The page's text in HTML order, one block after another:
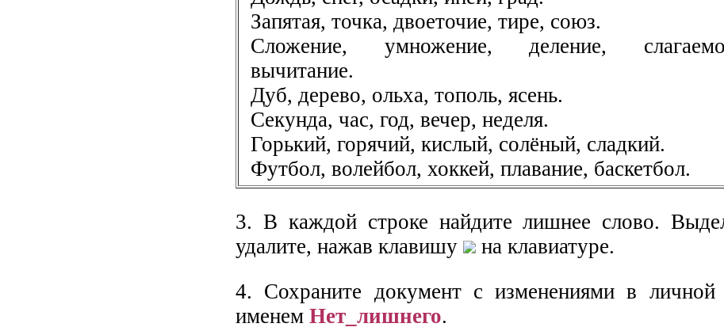
Запятая, точка, двоеточие, тире, союз.
Сложение, умножение, деление,
вычитание.
Дуб, дерево, ольха, тополь, ясень.
Секунда, час, год, вечер, неделя.
Горький, горячий, кислый, солёный, сладкий.
Футбол, волейбол, хоккей, плавание, баскетбол.
3. В каждой строке найдите лишнее слово.
удалите, нажав клавишу
на клавиатуре.
4. Сохраните документ с изменениями в личной
именем Нет_лишнего.